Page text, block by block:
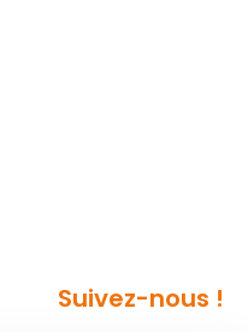
Suivez-nous !